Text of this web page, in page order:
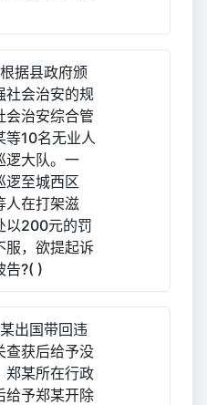
据县政府颁
社会治安的规
会治安综合管
等10名无业人
逻大队。一
逻至城西区
人在打架滋
以200元的罚
服，欲提起诉
告?( )
出国带回违
查获后给予没
郑某所在行政
给予郑某开除